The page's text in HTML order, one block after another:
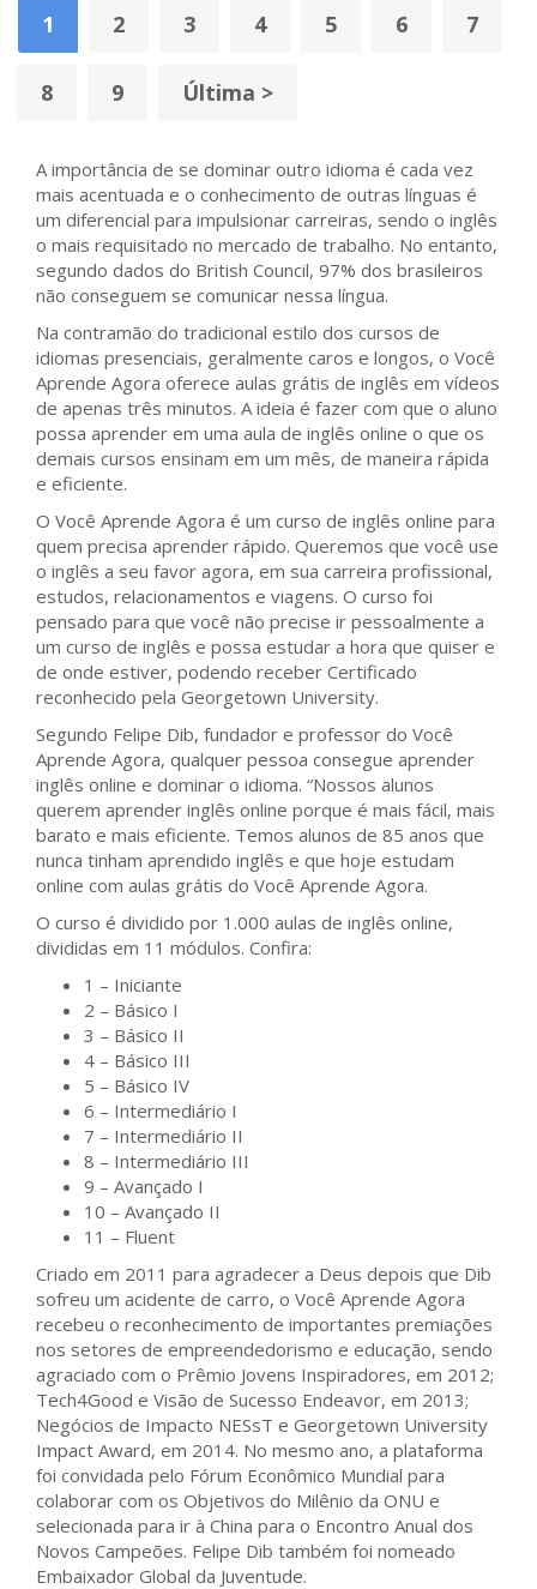
1 2 3 4 5 6 7
8 9 Última >
A importância de se dominar outro idioma é cada vez
mais acentuada e o conhecimento de outras línguas é
um diferencial para impulsionar carreiras, sendo o inglês
o mais requisitado no mercado de trabalho. No entanto,
segundo dados do British Council, 97% dos brasileiros
não conseguem se comunicar nessa língua.
Na contramão do tradicional estilo dos cursos de
idiomas presenciais, geralmente caros e longos, o Você
Aprende Agora oferece aulas grátis de inglês em vídeos
de apenas três minutos. A ideia é fazer com que o aluno
possa aprender em uma aula de inglês online o que os
demais cursos ensinam em um mês, de maneira rápida
e eficiente.
O Você Aprende Agora é um curso de inglês online para
quem precisa aprender rápido. Queremos que você use
o inglês a seu favor agora, em sua carreira profissional,
estudos, relacionamentos e viagens. O curso foi
pensado para que você não precise ir pessoalmente a
um curso de inglês e possa estudar a hora que quiser e
de onde estiver, podendo receber Certificado
reconhecido pela Georgetown University.
Segundo Felipe Dib, fundador e professor do Você
Aprende Agora, qualquer pessoa consegue aprender
inglês online e dominar o idioma. “Nossos alunos
querem aprender inglês online porque é mais fácil, mais
barato e mais eficiente. Temos alunos de 85 anos que
nunca tinham aprendido inglês e que hoje estudam
online com aulas grátis do Você Aprende Agora.
O curso é dividido por 1.000 aulas de inglês online,
divididas em 11 módulos. Confira:
1 – Iniciante
2 – Básico I
3 – Básico II
4 – Básico III
5 – Básico IV
6 – Intermediário I
7 – Intermediário II
8 – Intermediário III
9 – Avançado I
10 – Avançado II
11 – Fluent
Criado em 2011 para agradecer a Deus depois que Dib
sofreu um acidente de carro, o Você Aprende Agora
recebeu o reconhecimento de importantes premiações
nos setores de empreendedorismo e educação, sendo
agraciado com o Prêmio Jovens Inspiradores, em 2012;
Tech4Good e Visão de Sucesso Endeavor, em 2013;
Negócios de Impacto NESsT e Georgetown University
Impact Award, em 2014. No mesmo ano, a plataforma
foi convidada pelo Fórum Econômico Mundial para
colaborar com os Objetivos do Milênio da ONU e
selecionada para ir à China para o Encontro Anual dos
Novos Campeões. Felipe Dib também foi nomeado
Embaixador Global da Juventude.